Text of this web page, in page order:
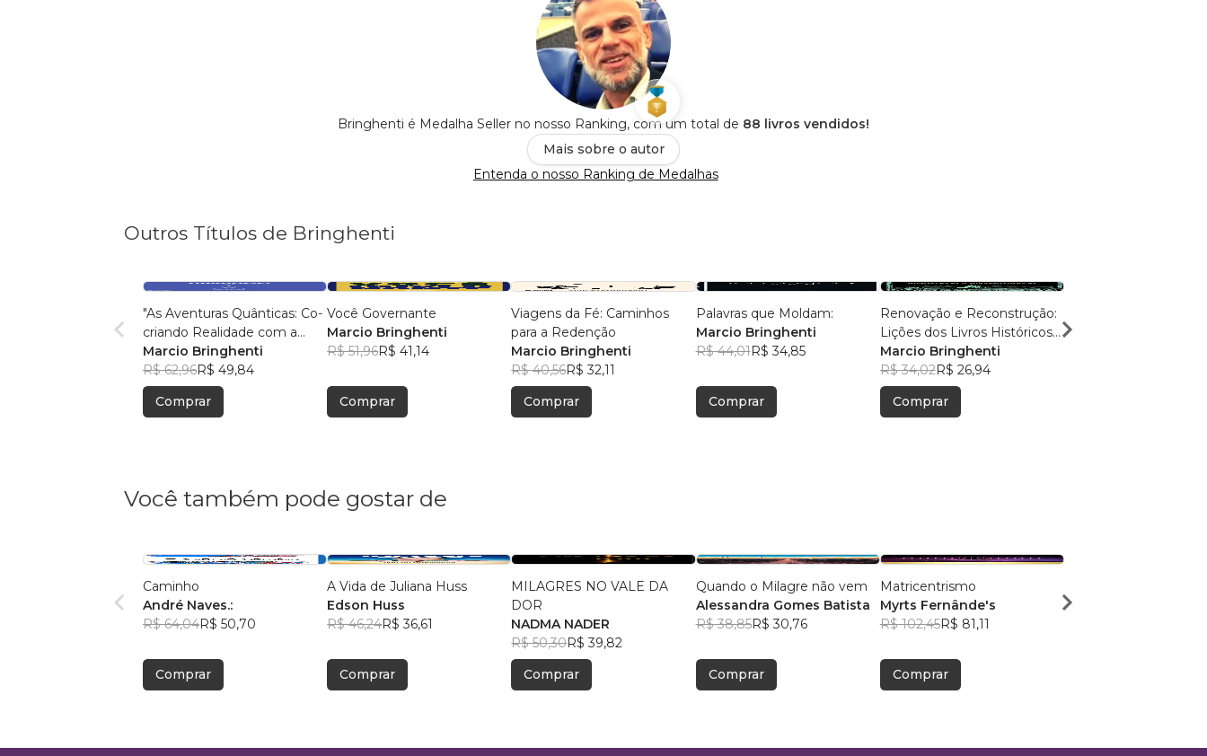
Bringhenti é Medalha Seller no nosso Ranking, com um total de 88 livros vendidos!
Mais sobre o autor
Entenda o nosso Ranking de Medalhas
Outros Títulos de Bringhenti
"As Aventuras Quânticas: Co-
criando Realidade com a
Bíblia"
Marcio Bringhenti
R$ 62,96R$ 49,84
Comprar
Você Governante
Marcio Bringhenti
R$ 51,96R$ 41,14
Comprar
Viagens da Fé: Caminhos
para a Redenção
Marcio Bringhenti
R$ 40,56R$ 32,11
Comprar
Palavras que Moldam:
Marcio Bringhenti
R$ 44,01R$ 34,85
Comprar
Renovação e Reconstrução:
Lições dos Livros Históricos
da Bíblia
Marcio Bringhenti
R$ 34,02R$ 26,94
Comprar
Eternas:
Você também pode gostar de
Caminho
André Naves.:
R$ 64,04R$ 50,70
Comprar
A Vida de Juliana Huss
Edson Huss
R$ 46,24R$ 36,61
Comprar
MILAGRES NO VALE DA
DOR
NADMA NADER
R$ 50,30R$ 39,82
Comprar
Quando o Milagre não vem
Alessandra Gomes Batista
R$ 38,85R$ 30,76
Comprar
Matricentrismo
Myrts Fernânde's
R$ 102,45R$ 81,11
Comprar
Samuel Câmara